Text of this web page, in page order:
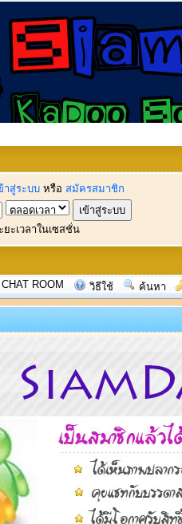
าสู่ระบบ หรือ สมัครสมาชิก
ะเวลาในเซสชั่น
CHAT ROOM วิธีใช้ ค้นหา